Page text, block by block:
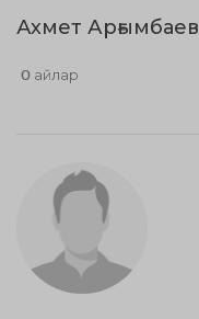
Ахмет Арғымбаев
0 айлар